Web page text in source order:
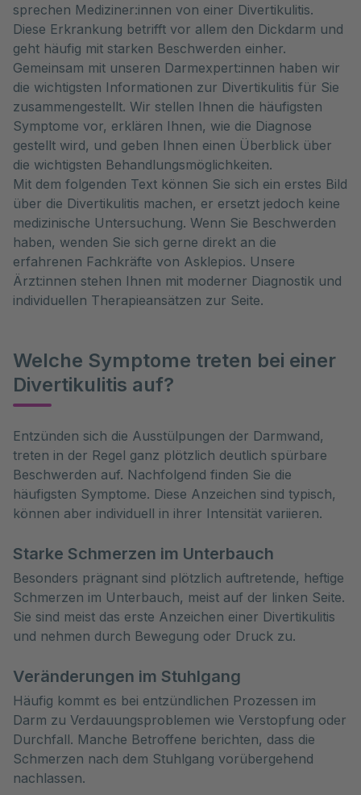
sprechen Mediziner:innen von einer Divertikulitis.
Diese Erkrankung betrifft vor allem den Dickdarm und
geht häufig mit starken Beschwerden einher.
Gemeinsam mit unseren Darmexpert:innen haben wir
die wichtigsten Informationen zur Divertikulitis für Sie
zusammengestellt. Wir stellen Ihnen die häufigsten
Symptome vor, erklären Ihnen, wie die Diagnose
gestellt wird, und geben Ihnen einen Überblick über
die wichtigsten Behandlungsmöglichkeiten.
Mit dem folgenden Text können Sie sich ein erstes Bild
über die Divertikulitis machen, er ersetzt jedoch keine
medizinische Untersuchung. Wenn Sie Beschwerden
haben, wenden Sie sich gerne direkt an die
erfahrenen Fachkräfte von Asklepios. Unsere
Ärzt:innen stehen Ihnen mit moderner Diagnostik und
individuellen Therapieansätzen zur Seite.
Welche Symptome treten bei einer
Divertikulitis auf?
Entzünden sich die Ausstülpungen der Darmwand,
treten in der Regel ganz plötzlich deutlich spürbare
Beschwerden auf. Nachfolgend finden Sie die
häufigsten Symptome. Diese Anzeichen sind typisch,
können aber individuell in ihrer Intensität variieren.
Starke Schmerzen im Unterbauch
Besonders prägnant sind plötzlich auftretende, heftige
Schmerzen im Unterbauch, meist auf der linken Seite.
Sie sind meist das erste Anzeichen einer Divertikulitis
und nehmen durch Bewegung oder Druck zu.
Veränderungen im Stuhlgang
Häufig kommt es bei entzündlichen Prozessen im
Darm zu Verdauungsproblemen wie Verstopfung oder
Durchfall. Manche Betroffene berichten, dass die
Schmerzen nach dem Stuhlgang vorübergehend
nachlassen.